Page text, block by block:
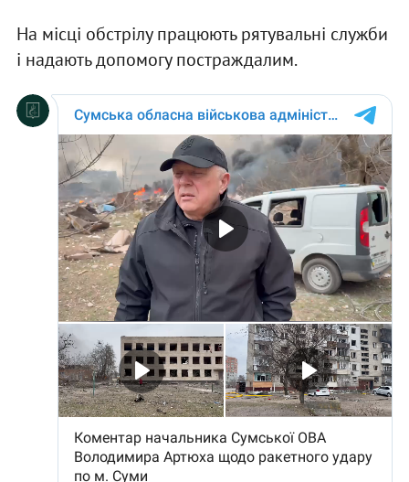
На місці обстрілу працюють рятувальні служби
і надають допомогу постраждалим.